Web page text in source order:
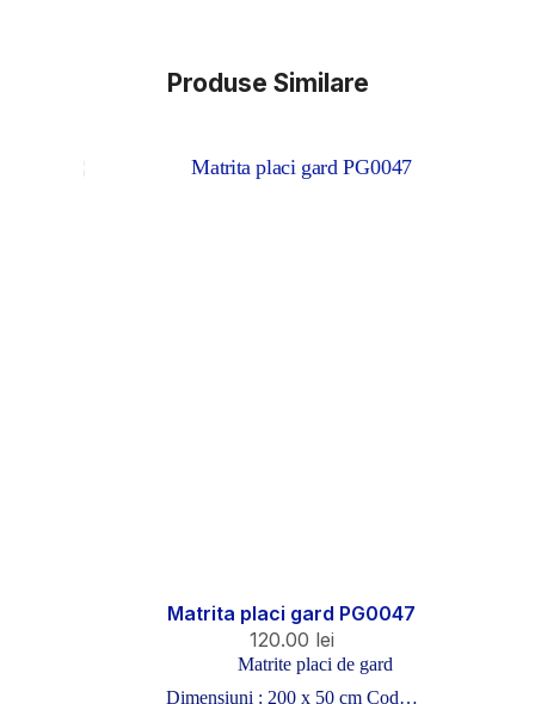
Produse Similare
Matrita placi gard PG0047
120.00 lei
Matrite placi de gard
Dimensiuni : 200 x 50 cm Cod…